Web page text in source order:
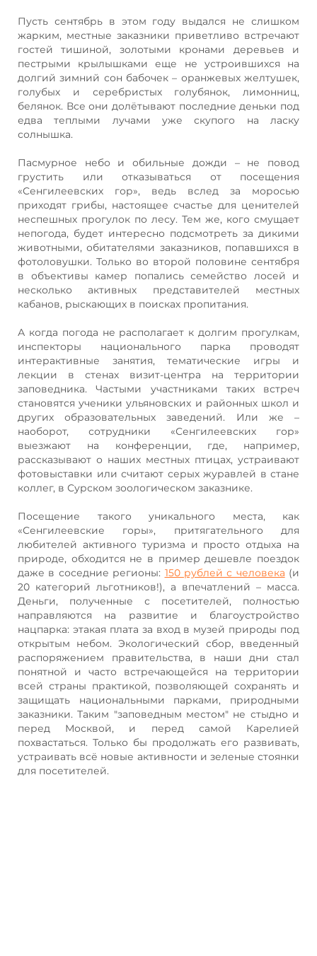
Пусть сентябрь в этом году выдался не слишком
жарким, местные заказники приветливо встречают
гостей тишиной, золотыми кронами деревьев и
пестрыми крылышками еще не устроившихся на
долгий зимний сон бабочек – оранжевых желтушек,
голубых и серебристых голубянок, лимонниц,
белянок. Все они долётывают последние деньки под
едва теплыми лучами уже скупого на ласку
солнышка.
Пасмурное небо и обильные дожди – не повод
грустить или отказываться от посещения
«Сенгилеевских гор», ведь вслед за моросью
приходят грибы, настоящее счастье для ценителей
неспешных прогулок по лесу. Тем же, кого смущает
непогода, будет интересно подсмотреть за дикими
животными, обитателями заказников, попавшихся в
фотоловушки. Только во второй половине сентября
в объективы камер попались семейство лосей и
несколько активных представителей местных
кабанов, рыскающих в поисках пропитания.
А когда погода не располагает к долгим прогулкам,
инспекторы национального парка проводят
интерактивные занятия, тематические игры и
лекции в стенах визит-центра на территории
заповедника. Частыми участниками таких встреч
становятся ученики ульяновских и районных школ и
других образовательных заведений. Или же –
наоборот, сотрудники «Сенгилеевских гор»
выезжают на конференции, где, например,
рассказывают о наших местных птицах, устраивают
фотовыставки или считают серых журавлей в стане
коллег, в Сурском зоологическом заказнике.
Посещение такого уникального места, как
«Сенгилеевские горы», притягательного для
любителей активного туризма и просто отдыха на
природе, обходится не в пример дешевле поездок
даже в соседние регионы: 150 рублей с человека (и
20 категорий льготников!), а впечатлений – масса.
Деньги, полученные с посетителей, полностью
направляются на развитие и благоустройство
нацпарка: этакая плата за вход в музей природы под
открытым небом. Экологический сбор, введенный
распоряжением правительства, в наши дни стал
понятной и часто встречающейся на территории
всей страны практикой, позволяющей сохранять и
защищать национальными парками, природными
заказники. Таким "заповедным местом" не стыдно и
перед Москвой, и перед самой Карелией
похвастаться. Только бы продолжать его развивать,
устраивать всё новые активности и зеленые стоянки
для посетителей.